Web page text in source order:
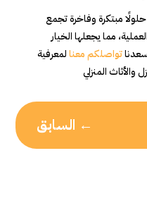
مبتكرة وفاخرة تجمع
مما يجعلها الخيار
تواصلكم معنالمعرفية
والأثاث المنزلي
← السابق